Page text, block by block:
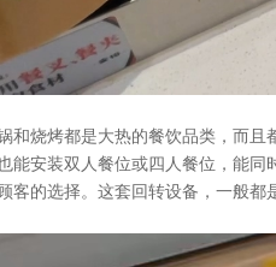
和烧烤都是大热的餐饮品类，而
能安装双人餐位或四人餐位，能
客的选择。这套回转设备，一般都